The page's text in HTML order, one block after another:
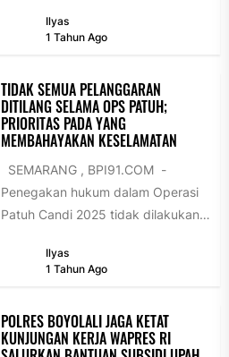
kebaikan dengan warga yang
Ilyas
1 Tahun Ago
TIDAK SEMUA PELANGGARAN
DITILANG SELAMA OPS PATUH;
PRIORITAS PADA YANG
MEMBAHAYAKAN KESELAMATAN
SEMARANG , BPI91.COM -
Penegakan hukum dalam Operasi
Patuh Candi 2025 tidak dilakukan
Ilyas
1 Tahun Ago
POLRES BOYOLALI JAGA KETAT
KUNJUNGAN KERJA WAPRES RI